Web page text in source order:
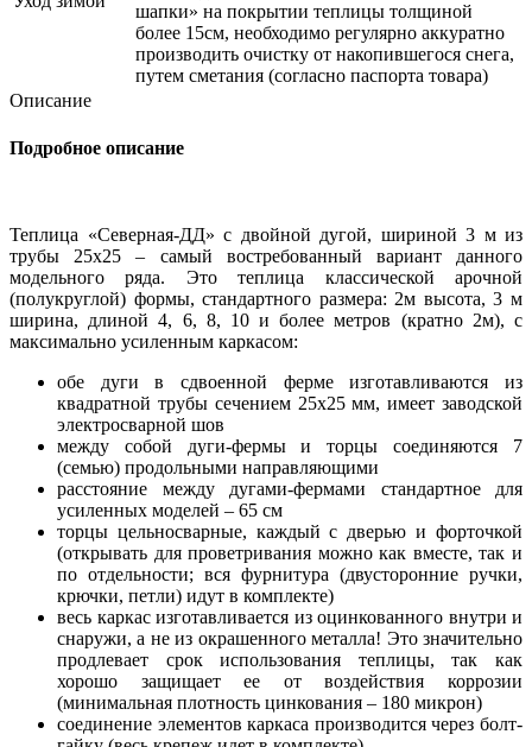
шапки» на покрытии теплицы толщиной
более 15см, необходимо регулярно аккуратно
производить очистку от накопившегося снега,
путем сметания (согласно паспорта товара)
Описание
Подробное описание
Теплица «Северная-ДД» с двойной дугой, шириной 3 м из
трубы 25х25 – самый востребованный вариант данного
модельного ряда. Это теплица классической арочной
(полукруглой) формы, стандартного размера: 2м высота, 3 м
ширина, длиной 4, 6, 8, 10 и более метров (кратно 2м), с
максимально усиленным каркасом:
обе дуги в сдвоенной ферме изготавливаются из
квадратной трубы сечением 25х25 мм, имеет заводской
электросварной шов
между собой дуги-фермы и торцы соединяются 7
(семью) продольными направляющими
расстояние между дугами-фермами стандартное для
усиленных моделей – 65 см
торцы цельносварные, каждый с дверью и форточкой
(открывать для проветривания можно как вместе, так и
по отдельности; вся фурнитура (двусторонние ручки,
крючки, петли) идут в комплекте)
весь каркас изготавливается из оцинкованного внутри и
снаружи, а не из окрашенного металла! Это значительно
продлевает срок использования теплицы, так как
хорошо защищает ее от воздействия коррозии
(минимальная плотность цинкования – 180 микрон)
соединение элементов каркаса производится через болт-